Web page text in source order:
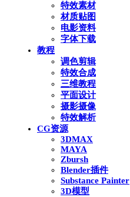
特效素材
材质贴图
电影资料
字体下载
教程
调色剪辑
特效合成
三维教程
平面设计
摄影摄像
特效解析
CG资源
3DMAX
MAYA
Zbursh
Blender插件
Substance Painter
3D模型